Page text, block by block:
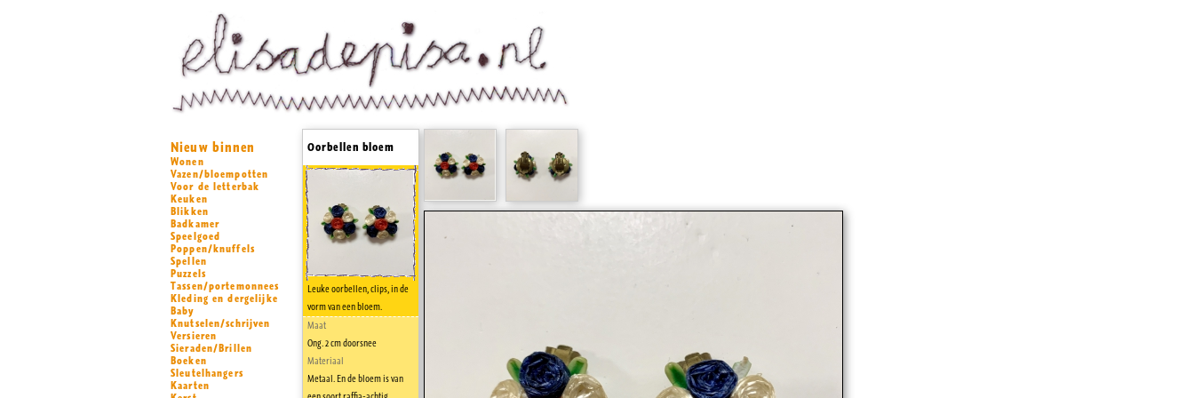
Nieuw binnen
Wonen
Vazen/bloempotten
Voor de letterbak
Keuken
Blikken
Badkamer
Speelgoed
Poppen/knuffels
Spellen
Puzzels
Tassen/portemonnees
Kleding en dergelijke
Baby
Knutselen/schrijven
Versieren
Sieraden/Brillen
Boeken
Sleutelhangers
Kaarten
Oorbellen bloem
Leuke oorbellen, clips, in de
vorm van een bloem.
Maat
Ong. 2 cm doorsnee
Materiaal
Metaal. En de bloem is van